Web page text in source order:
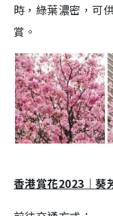
時，綠葉濃密，可
賞。
香港賞花2023｜葵